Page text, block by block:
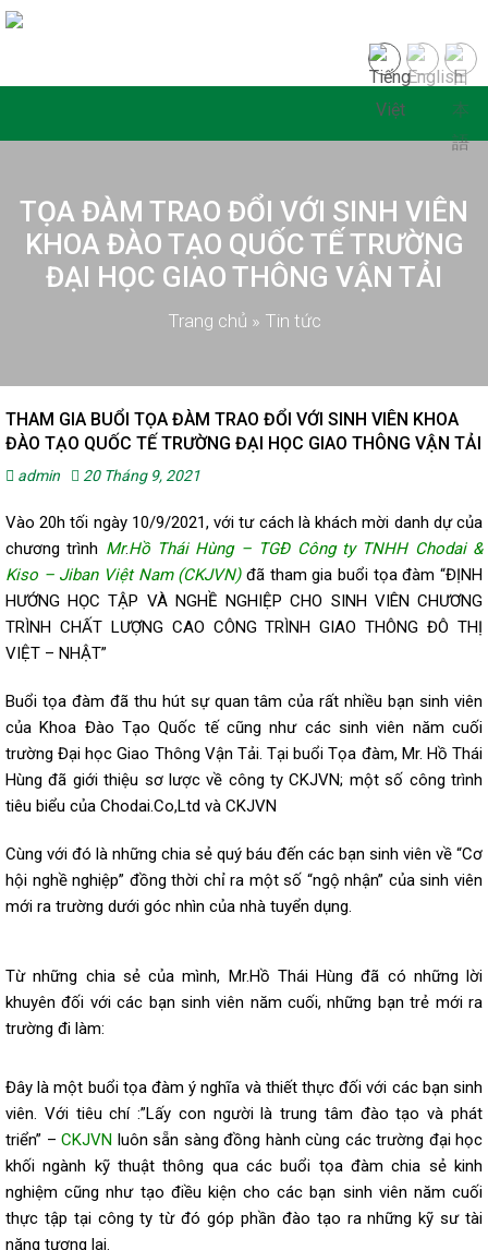
TỌA ĐÀM TRAO ĐỔI VỚI SINH VIÊN
KHOA ĐÀO TẠO QUỐC TẾ TRƯỜNG
ĐẠI HỌC GIAO THÔNG VẬN TẢI
Trang chủ » Tin tức
THAM GIA BUỔI TỌA ĐÀM TRAO ĐỔI VỚI SINH VIÊN KHOA
ĐÀO TẠO QUỐC TẾ TRƯỜNG ĐẠI HỌC GIAO THÔNG VẬN TẢI
admin 20 Tháng 9, 2021
Vào 20h tối ngày 10/9/2021, với tư cách là khách mời danh dự của
chương trình Mr.Hồ Thái Hùng – TGĐ Công ty TNHH Chodai &
Kiso – Jiban Việt Nam(CKJVN)đã tham gia buổi tọa đàm “ĐỊNH
HƯỚNG HỌC TẬP VÀ NGHỀ NGHIỆP CHO SINH VIÊN CHƯƠNG
TRÌNH CHẤT LƯỢNG CAO CÔNG TRÌNH GIAO THÔNG ĐÔ THỊ
VIỆT – NHẬT”
Buổi tọa đàm đã thu hút sự quan tâm của rất nhiều bạn sinh viên
của Khoa Đào Tạo Quốc tế cũng như các sinh viên năm cuối
trường Đại học Giao Thông Vận Tải. Tại buổi Tọa đàm, Mr. Hồ Thái
Hùng đã giới thiệu sơ lược về công ty CKJVN; một số công trình
tiêu biểu của Chodai.Co,Ltd và CKJVN
Cùng với đó là những chia sẻ quý báu đến các bạn sinh viên về “Cơ
hội nghề nghiệp” đồng thời chỉ ra một số “ngộ nhận” của sinh viên
mới ra trường dưới góc nhìn của nhà tuyển dụng.
Từ những chia sẻ của mình, Mr.Hồ Thái Hùng đã có những lời
khuyên đối với các bạn sinh viên năm cuối, những bạn trẻ mới ra
trường đi làm:
Đây là một buổi tọa đàm ý nghĩa và thiết thực đối với các bạn sinh
viên. Với tiêu chí :”Lấy con người là trung tâm đào tạo và phát
triển” – CKJVN luôn sẵn sàng đồng hành cùng các trường đại học
khối ngành kỹ thuật thông qua các buổi tọa đàm chia sẻ kinh
nghiệm cũng như tạo điều kiện cho các bạn sinh viên năm cuối
thực tập tại công ty từ đó góp phần đào tạo ra những kỹ sư tài
năng tương lai.